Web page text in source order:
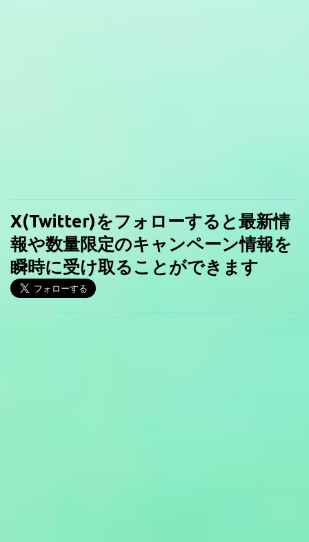
X(Twitter)をフォローすると最新情
報や数量限定のキャンペーン情報を
瞬時に受け取ることができます